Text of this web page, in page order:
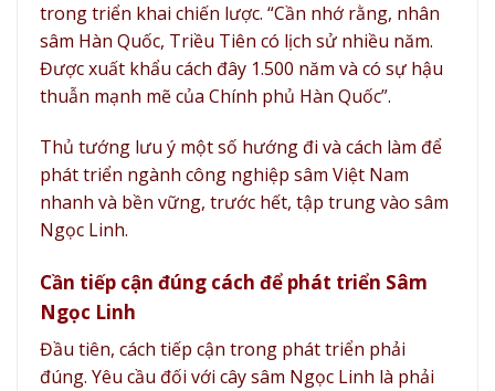
trong triển khai chiến lược. “Cần nhớ rằng, nhân
sâm Hàn Quốc, Triều Tiên có lịch sử nhiều năm.
Được xuất khẩu cách đây 1.500 năm và có sự hậu
thuẫn mạnh mẽ của Chính phủ Hàn Quốc”.
Thủ tướng lưu ý một số hướng đi và cách làm để
phát triển ngành công nghiệp sâm Việt Nam
nhanh và bền vững, trước hết, tập trung vào sâm
Ngọc Linh.
Cần tiếp cận đúng cách để phát triển Sâm
Ngọc Linh
Đầu tiên, cách tiếp cận trong phát triển phải
đúng. Yêu cầu đối với câysâm Ngọc Linh là phải